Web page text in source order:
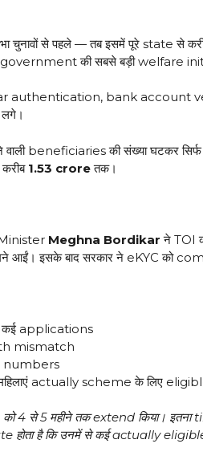
से पहले — तब इसमें पूरे state से
की सबसे बड़ी welfare
authentication, bank account
beneficiaries की संख्या घटकर सिर्फ
1.53 croreतक।
Meghna Bordikar ने TOI
इसके बाद सरकार ने eKYC को
applications
mismatch
actually scheme के लिए
4 से 5 महीने तक extend किया। इतना
होता है कि उनमें से कई actually eligible